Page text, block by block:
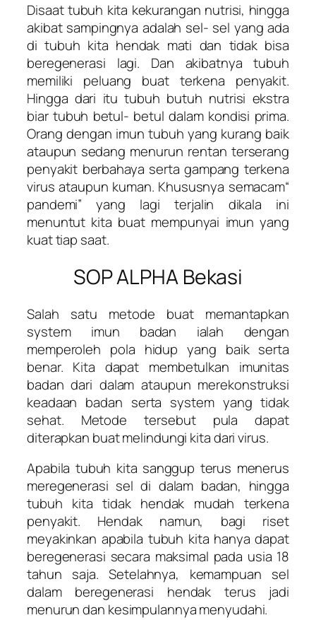
Disaat tubuh kita kekurangan nutrisi, hingga
akibat sampingnya adalah sel- sel yang ada
di tubuh kita hendak mati dan tidak bisa
beregenerasi lagi. Dan akibatnya tubuh
memiliki peluang buat terkena penyakit.
Hingga dari itu tubuh butuh nutrisi ekstra
biar tubuh betul- betul dalam kondisi prima.
Orang dengan imun tubuh yang kurang baik
ataupun sedang menurun rentan terserang
penyakit berbahaya serta gampang terkena
virus ataupun kuman. Khususnya semacam“
pandemi” yang lagi terjalin dikala ini
menuntut kita buat mempunyai imun yang
kuat tiap saat.
SOP ALPHA Bekasi
Salah satu metode buat memantapkan
system imun badan ialah dengan
memperoleh pola hidup yang baik serta
benar. Kita dapat membetulkan imunitas
badan dari dalam ataupun merekonstruksi
keadaan badan serta system yang tidak
sehat. Metode tersebut pula dapat
diterapkan buat melindungi kita dari virus.
Apabila tubuh kita sanggup terus menerus
meregenerasi sel di dalam badan, hingga
tubuh kita tidak hendak mudah terkena
penyakit. Hendak namun, bagi riset
meyakinkan apabila tubuh kita hanya dapat
beregenerasi secara maksimal pada usia 18
tahun saja. Setelahnya, kemampuan sel
dalam beregenerasi hendak terus jadi
menurun dan kesimpulannya menyudahi.